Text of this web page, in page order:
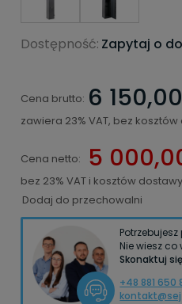
Dostępność: Zapytaj o
Cena brutto: 6
zawiera 23% VAT, bez
Cena netto: 5
bez 23% VAT i kosztów dostawy
Dodaj do przechowalni
Nie wiesz co
Skonaktuj
+48 881 650